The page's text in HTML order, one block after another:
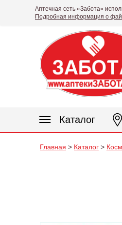
Аптечная сеть «Забота»
Подробная информация о
Каталог
Главная > Каталог >